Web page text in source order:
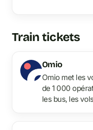
Train tickets
Omio
Omio met les
de 1 000
les bus, les